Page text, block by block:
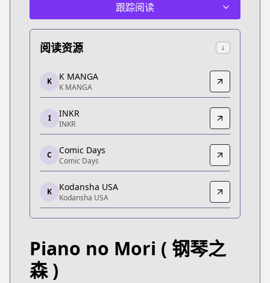
跟踪阅读
阅读资源 ↓
K MANGA
K MANGA
https://kmanga.kodansha.com/title/10272/
INKR
INKR
https://comics.inkr.com/title/2098-forest-of-piano
Comic Days
Comic Days
https://comic-days.com/volume/
Kodansha USA
Kodansha USA
Kodansha USA
Kodansha USA
https://kodansha.us/series/forest-of-piano/
K K MANGA
K MANGA
I INKR
INKR
C Comic Days
Comic Days
K Kodansha USA
Kodansha USA
Piano no Mori ( 钢琴之
森 )